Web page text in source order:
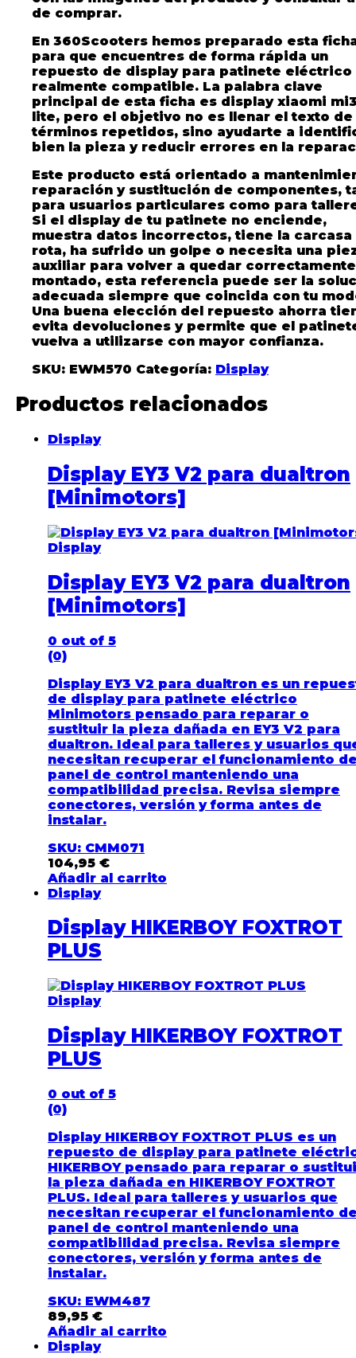
de comprar.
En 360Scooters hemos preparado esta
para que encuentres de forma rápida un
repuesto de display para patinete eléctrico
realmente compatible. La palabra clave
principal de esta ficha es display xiaomi
lite, pero el objetivo no es llenar el texto de
términos repetidos, sino ayudarte a
bien la pieza y reducir errores en la
Este producto está orientado a
reparación y sustitución de componentes,
para usuarios particulares como para
Si el display de tu patinete no enciende,
muestra datos incorrectos, tiene la carcasa
rota, ha sufrido un golpe o necesita una
auxiliar para volver a quedar correctamente
montado, esta referencia puede ser la
adecuada siempre que coincida con tu
Una buena elección del repuesto ahorra
evita devoluciones y permite que el
vuelva a utilizarse con mayor confianza.
SKU: EWM570 Categoría: Display
Productos relacionados
Display
Display EY3 V2 para dualtron
[Minimotors]
Display
Display EY3 V2 para dualtron
[Minimotors]
0 out of 5
(0)
Display EY3 V2 para dualtron es un
de display para patinete eléctrico
Minimotors pensado para reparar o
sustituir la pieza dañada en EY3 V2 para
dualtron. Ideal para talleres y usuarios
necesitan recuperar el funcionamiento
panel de control manteniendo una
compatibilidad precisa. Revisa siempre
conectores, versión y forma antes de
instalar.
SKU: CMM071
104,95 €
Añadir al carrito
Display
Display HIKERBOY FOXTROT
PLUS
Display
Display HIKERBOY FOXTROT
PLUS
0 out of 5
(0)
Display HIKERBOY FOXTROT PLUS es un
repuesto de display para patinete
HIKERBOY pensado para reparar o
la pieza dañada en HIKERBOY FOXTROT
PLUS. Ideal para talleres y usuarios que
necesitan recuperar el funcionamiento
panel de control manteniendo una
compatibilidad precisa. Revisa siempre
conectores, versión y forma antes de
instalar.
SKU: EWM487
89,95 €
Añadir al carrito
Display